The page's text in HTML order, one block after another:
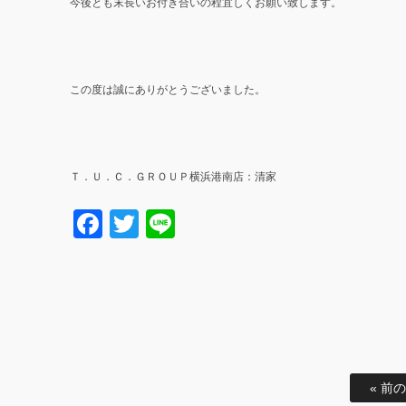
今後とも末長いお付き合いの程宜しくお願い致します。
この度は誠にありがとうございました。
Ｔ．Ｕ．Ｃ．ＧＲＯＵＰ横浜港南店：清家
Facebook
Twitter
« 前